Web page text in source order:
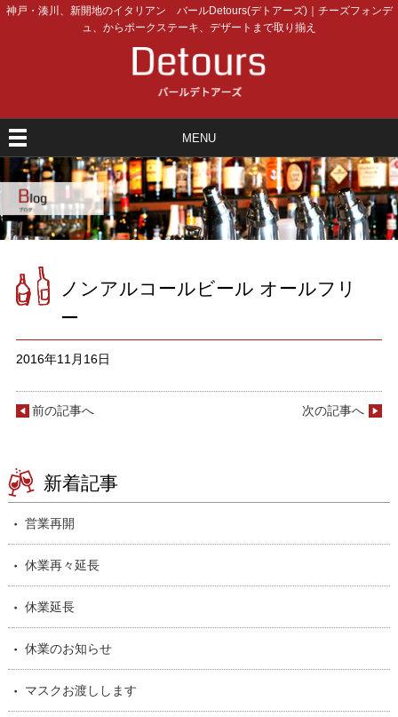
神戸・湊川、新開地のイタリアン バールDetours(デトアーズ)｜チーズフォンデ
ュ、からポークステーキ、デザートまで取り揃え
MENU
ノンアルコールビール オールフリ
ー
2016年11月16日
前の記事へ 次の記事へ
新着記事
営業再開
休業再々延長
休業延長
休業のお知らせ
マスクお渡しします